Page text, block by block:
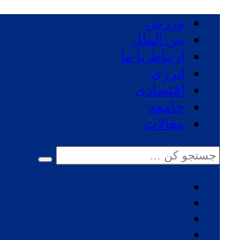
ورزش
بین الملل
ارتباط با ما
انرژی
اقتصادی
جامعه
مقالات